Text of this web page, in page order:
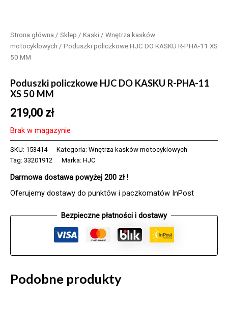
Strona główna / Sklep / Kaski / Wnętrza kasków
motocyklowych / Poduszki policzkowe HJC DO KASKU R-PHA-11 XS
50 MM
Poduszki policzkowe HJC DO KASKU R-PHA-11
XS 50 MM
219,00 zł
Brak w magazynie
SKU: 153414 Kategoria: Wnętrza kasków motocyklowych
Tag: 33201912 Marka: HJC
Darmowa dostawa powyżej 200 zł !
Oferujemy dostawy do punktów i paczkomatów InPost
Bezpieczne płatności i dostawy
Podobne produkty